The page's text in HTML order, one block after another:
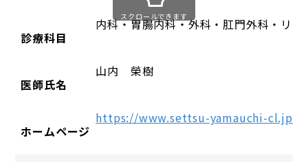
診療科目
内科・胃腸内科・外科・肛門外科・リ
医師氏名
山内 榮樹
ホームページ
https://www.settsu-yamauchi-cl.jp/
スクロールできます